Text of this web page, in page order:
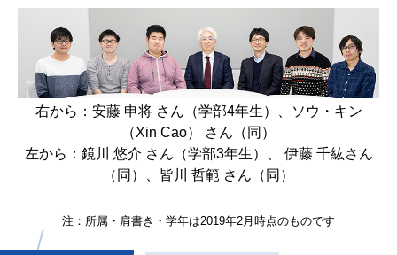
右から：安藤 申将 さん（学部4年生）、ソウ・キン
（Xin Cao） さん（同）
左から：鏡川 悠介 さん（学部3年生）、 伊藤 千紘さん
（同）、皆川 哲範 さん（同）
注：所属・肩書き・学年は2019年2月時点のものです